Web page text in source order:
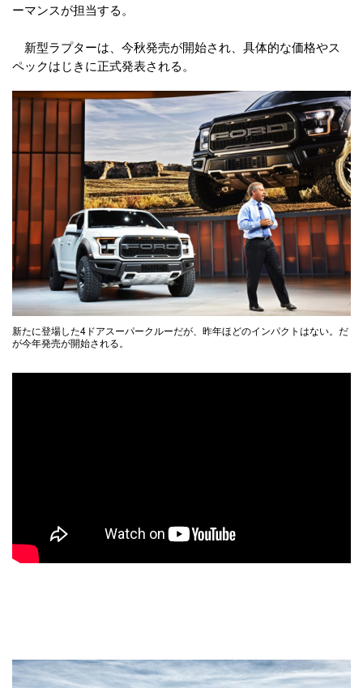
ーマンスが担当する。
新型ラプターは、今秋発売が開始され、具体的な価格やス
ペックはじきに正式発表される。
新たに登場した4ドアスーパークルーだが、昨年ほどのインパクトはない。だ
が今年発売が開始される。